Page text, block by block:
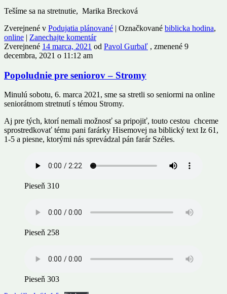
Tešíme sa na stretnutie, Marika Brecková
Zverejnené v Podujatia plánované | Označkované biblicka hodina,
online | Zanechajte komentár
Zverejnené 14 marca, 2021 od Pavol Gurbaľ , zmenené 9
decembra, 2021 o 11:12 am
Popoludnie pre seniorov – Stromy
Minulú sobotu, 6. marca 2021, sme sa stretli so seniormi na online
seniorátnom stretnutí s témou Stromy.
Aj pre tých, ktorí nemali možnosť sa pripojiť, touto cestou chceme
sprostredkovať tému pani farárky Hisemovej na biblický text Iz 61,
1-5 a piesne, ktorými nás sprevádzal pán farár Széles.
Pieseň 310
Pieseň 258
Pieseň 303